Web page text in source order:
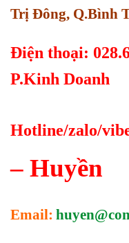
Trị Đông, Q.Bình
Điện thoại:
P.Kinh Doanh
Hotline/zalo/
– Huyền
Email: